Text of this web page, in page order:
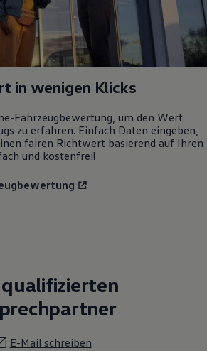
in wenigen Klicks
Fahrzeugbewertung, um den Wert
zu erfahren. Einfach Daten eingeben,
fairen Richtwert basierend auf Ihren
und kostenfrei!
E-Mail schreiben